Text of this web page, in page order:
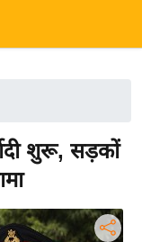
शुरू, सड़कों